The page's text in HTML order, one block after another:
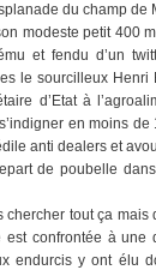
du champ de
modeste petit 400
et fendu d’un
le sourcilleux Henri
d’Etat à
en moins
anti dealers et
de poubelle
tout ça mais
est confrontée à
endurcis y ont élu